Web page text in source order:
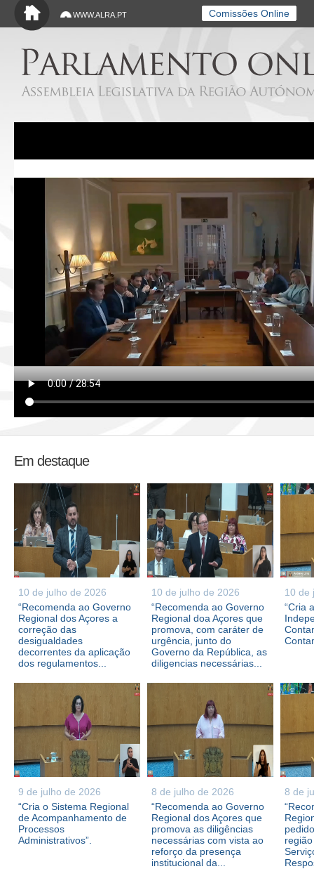
Saltar para o conteúdo principal
WWW.ALRA.PT Comissões Online
Em destaque
10 de julho de 2026
“Recomenda ao Governo
Regional dos Açores a
correção das
desigualdades
decorrentes da aplicação
dos regulamentos...
10 de julho de 2026
“Recomenda ao Governo
Regional doa Açores que
promova, com caráter de
urgência, junto do
Governo da República, as
diligencias necessárias...
10 de
“Cria
9 de julho de 2026
“Cria o Sistema Regional
de Acompanhamento de
Processos
Administrativos”.
8 de julho de 2026
“Recomenda ao Governo
Regional dos Açores que
promova as diligências
necessárias com vista ao
reforço da presença
institucional da...
8 de